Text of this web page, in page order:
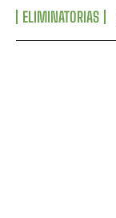
ELIMINATORIAS